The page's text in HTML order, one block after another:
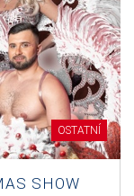
OSTATNÍ
SHOW